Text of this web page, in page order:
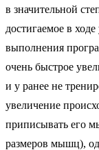
в значительной
достигаемое в
выполнения
очень быстрое
и у ранее не
увеличение
приписывать его
размеров мышц),